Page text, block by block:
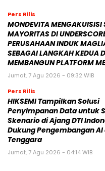
Pers Rilis
MONDEVITA MENGAKUISISI
MAYORITAS DI
PERUSAHAAN INDUK
SEBAGAI LANGKAH KEDUA
MEMBANGUN PLATFORM
Jumat, 7 Agu 2026 - 09:32 WIB
Pers Rilis
HIKSEMI Tampilkan Solusi
Penyimpanan Data untuk
Skenario di Ajang DTI
Dukung Pengembangan AI
Tenggara
Jumat, 7 Agu 2026 - 04:14 WIB